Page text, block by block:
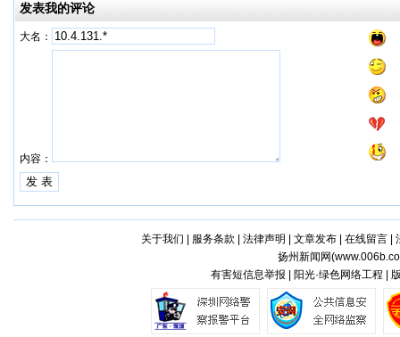
发表我的评论
大名：
内容：
关于我们 服务条款 法律声明 文章发布| 在线留言|
扬州新闻网(
有害短信息举报 | 阳光·绿色网络工程 |